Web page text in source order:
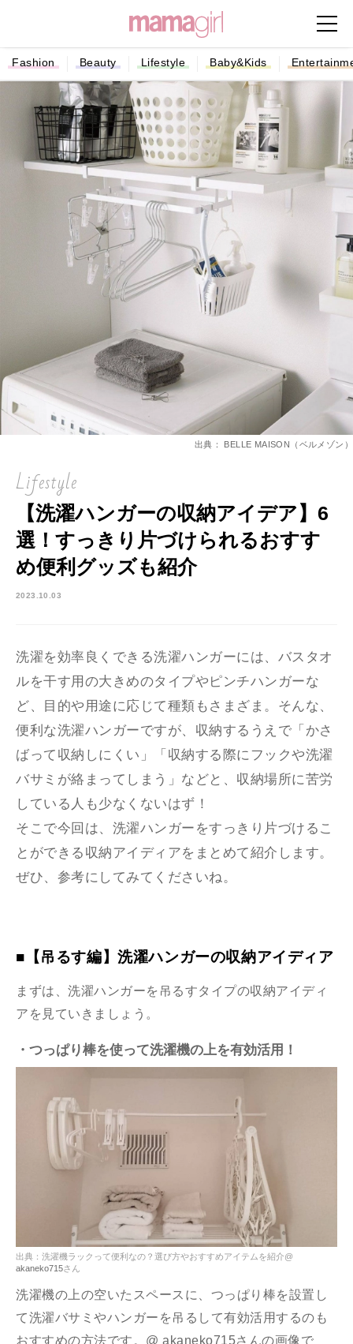
Fashion Beauty Lifestyle Baby&Kids
出典： BELLE MAISON（ベルメゾン）
Lifestyle
【洗濯ハンガーの収納アイデア】6
選！すっきり片づけられるおすす
め便利グッズも紹介
2023.10.03
洗濯を効率良くできる洗濯ハンガーには、バスタオ
ルを干す用の大きめのタイプやピンチハンガーな
ど、目的や用途に応じて種類もさまざま。そんな、
便利な洗濯ハンガーですが、収納するうえで「かさ
ばって収納しにくい」「収納する際にフックや洗濯
バサミが絡まってしまう」などと、収納場所に苦労
している人も少なくないはず！
そこで今回は、洗濯ハンガーをすっきり片づけるこ
とができる収納アイディアをまとめて紹介します。
ぜひ、参考にしてみてくださいね。
■【吊るす編】洗濯ハンガーの収納アイディア
まずは、洗濯ハンガーを吊るすタイプの収納アイディ
アを見ていきましょう。
・つっぱり棒を使って洗濯機の上を有効活用！
出典：洗濯機ラックって便利なの？選び方やおすすめアイテムを紹介@
akaneko715さん
洗濯機の上の空いたスペースに、つっぱり棒を設置し
て洗濯バサミやハンガーを吊るして有効活用するのも
おすすめの方法です。@ akaneko715さんの画像で